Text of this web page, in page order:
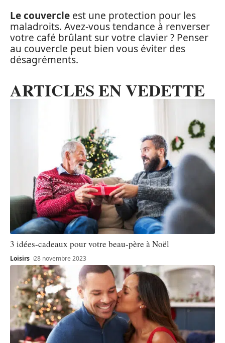
Le couvercle est une protection pour les
maladroits. Avez-vous tendance à renverser
votre café brûlant sur votre clavier ? Penser
au couvercle peut bien vous éviter des
désagréments.
ARTICLES EN VEDETTE
3 idées-cadeaux pour votre beau-père à Noël
Loisirs 28 novembre 2023